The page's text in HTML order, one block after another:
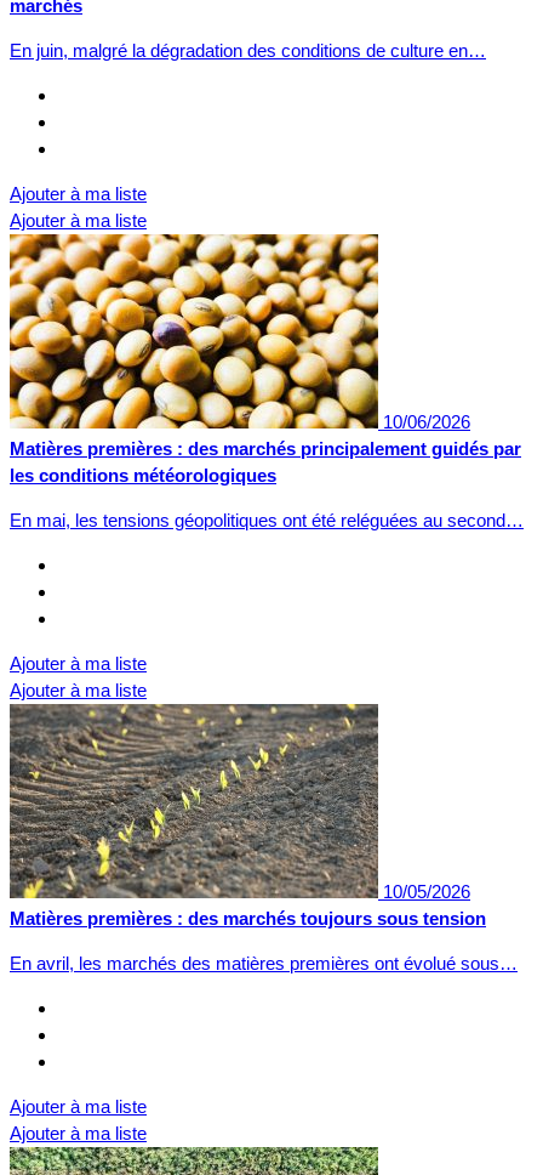
marchés
En juin, malgré la dégradation des conditions de culture en…
Ajouter à ma liste
Ajouter à ma liste
10/06/2026
Matières premières : des marchés principalement guidés par
les conditions météorologiques
En mai, les tensions géopolitiques ont été reléguées au second…
Ajouter à ma liste
Ajouter à ma liste
10/05/2026
Matières premières : des marchés toujours sous tension
En avril, les marchés des matières premières ont évolué sous…
Ajouter à ma liste
Ajouter à ma liste